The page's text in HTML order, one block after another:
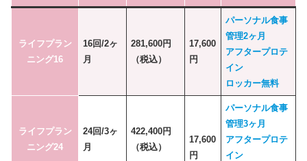
ライフプラン
ニング16
16回/2ヶ
月
281,600円
（税込）
17,600
円
パーソナル食事
管理2ヶ月
アフタープロテ
イン
ロッカー無料
ライフプラン
ニング24
24回/3ヶ
月
422,400円
（税込）
17,600
円
パーソナル食事
管理3ヶ月
アフタープロテ
イン